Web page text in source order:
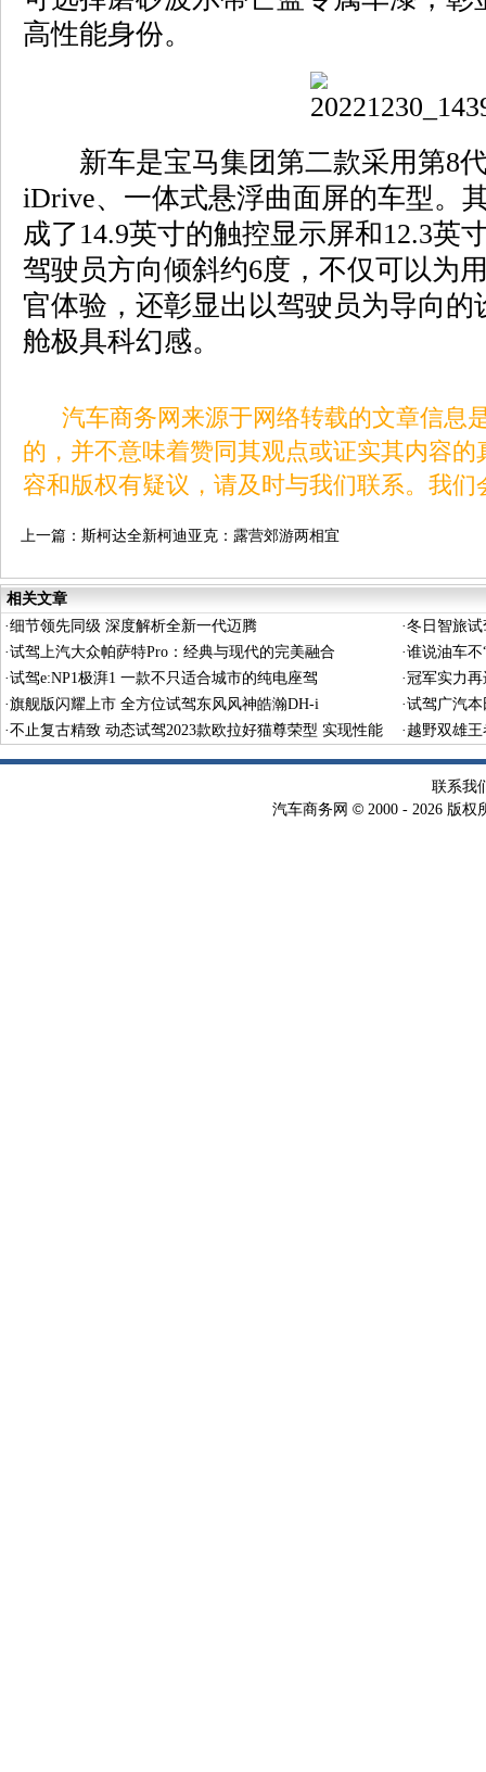
高性能身份。
新车是宝马集团第二款采用第8
iDrive、一体式悬浮曲面屏的车型。
成了14.9英寸的触控显示屏和12.3英
驾驶员方向倾斜约6度，不仅可以为
官体验，还彰显出以驾驶员为导向
舱极具科幻感。
汽车商务网来源于网络转载的文章信息
的，并不意味着赞同其观点或证实其内容
容和版权有疑议，请及时与我们联系。我
上一篇： 斯柯达全新柯迪亚克：露营郊游两相宜
相关文章
·细节领先同级 深度解析全新一代迈腾 ·冬日智旅
·试驾上汽大众帕萨特Pro：经典与现代的完美融合 ·谁说油车不
·试驾e:NP1极湃1 一款不只适合城市的纯电座驾 ·冠军实力
·旗舰版闪耀上市 全方位试驾东风风神皓瀚DH-i ·试驾广汽本
·不止复古精致 动态试驾2023款欧拉好猫尊荣型 实现性能
自由
· 越野双雄
联系我
汽车商务网 © 2000 - 2026 版权